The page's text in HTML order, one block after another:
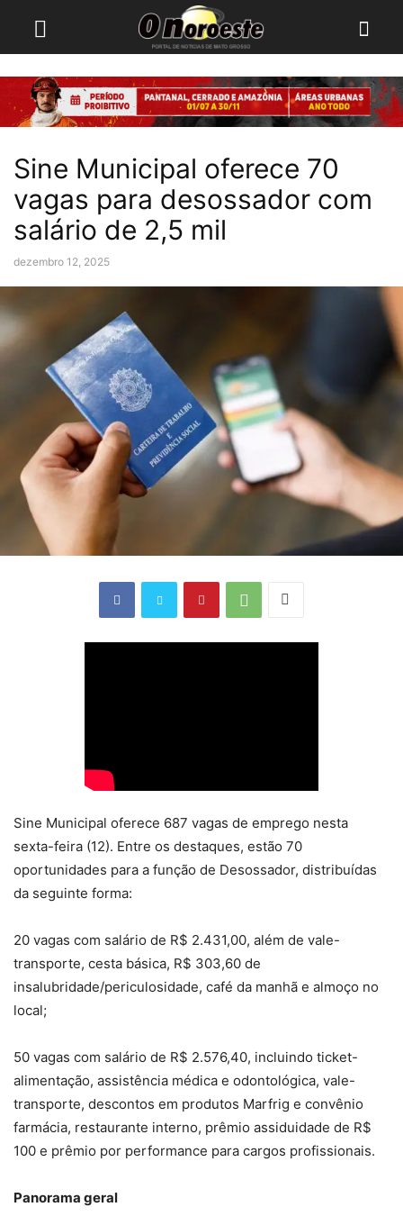
Sine Municipal oferece 70
vagas para desossador com
salário de 2,5 mil
dezembro 12, 2025
Sine Municipal oferece 687 vagas de emprego nesta
sexta-feira (12). Entre os destaques, estão 70
oportunidades para a função de Desossador, distribuídas
da seguinte forma:
20 vagas com salário de R$ 2.431,00, além de vale-
transporte, cesta básica, R$ 303,60 de
insalubridade/periculosidade, café da manhã e almoço no
local;
50 vagas com salário de R$ 2.576,40, incluindo ticket-
alimentação, assistência médica e odontológica, vale-
transporte, descontos em produtos Marfrig e convênio
farmácia, restaurante interno, prêmio assiduidade de R$
100 e prêmio por performance para cargos profissionais.
Panorama geral